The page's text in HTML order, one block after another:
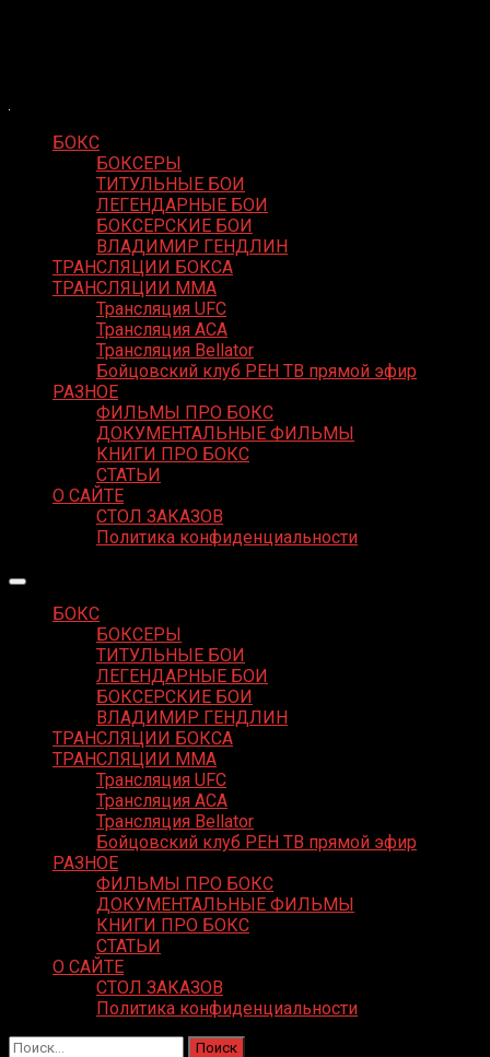
БОКС
БОКСЕРЫ
ТИТУЛЬНЫЕ БОИ
ЛЕГЕНДАРНЫЕ БОИ
БОКСЕРСКИЕ БОИ
ВЛАДИМИР ГЕНДЛИН
ТРАНСЛЯЦИИ БОКСА
ТРАНСЛЯЦИИ MMA
Трансляция UFC
Трансляция ACA
Трансляция Bellator
Бойцовский клуб РЕН ТВ прямой эфир
РАЗНОЕ
ФИЛЬМЫ ПРО БОКС
ДОКУМЕНТАЛЬНЫЕ ФИЛЬМЫ
КНИГИ ПРО БОКС
СТАТЬИ
О САЙТЕ
СТОЛ ЗАКАЗОВ
Политика конфиденциальности
БОКС
БОКСЕРЫ
ТИТУЛЬНЫЕ БОИ
ЛЕГЕНДАРНЫЕ БОИ
БОКСЕРСКИЕ БОИ
ВЛАДИМИР ГЕНДЛИН
ТРАНСЛЯЦИИ БОКСА
ТРАНСЛЯЦИИ MMA
Трансляция UFC
Трансляция ACA
Трансляция Bellator
Бойцовский клуб РЕН ТВ прямой эфир
РАЗНОЕ
ФИЛЬМЫ ПРО БОКС
ДОКУМЕНТАЛЬНЫЕ ФИЛЬМЫ
КНИГИ ПРО БОКС
СТАТЬИ
О САЙТЕ
СТОЛ ЗАКАЗОВ
Политика конфиденциальности
Найти: